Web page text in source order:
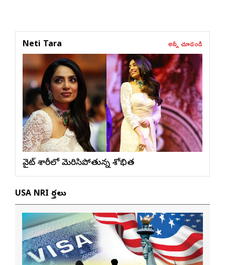
Neti Tara అన్నీ చూడండి
వైట్ శారీలో మెరిసిపోతున్న శోభిత
USA NRI వార్తలు